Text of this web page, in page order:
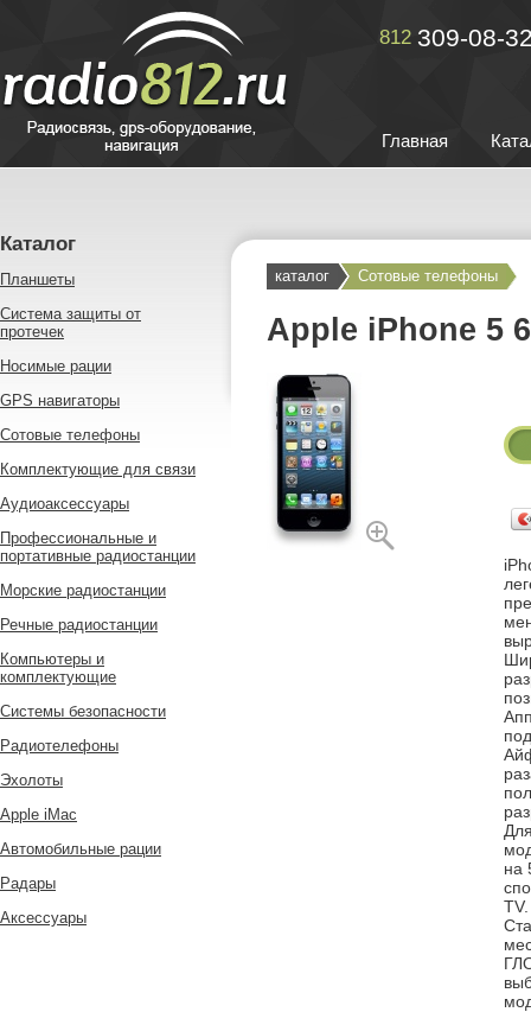
812 309-08-
Главная
Каталог
Планшеты
Система защиты от
протечек
Носимые рации
GPS навигаторы
Сотовые телефоны
Комплектующие для связи
Аудиоаксессуары
Профессиональные и
портативные радиостанции
Морские радиостанции
Речные радиостанции
Компьютеры и
комплектующие
Системы безопасности
Радиотелефоны
Эхолоты
Apple iMac
Автомобильные рации
Радары
Аксессуары
каталог Сотовые телефоны
Apple iPhone 5
на
TV.